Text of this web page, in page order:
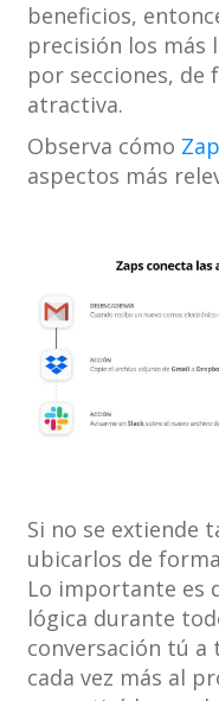
beneficios,
precisión los más
por secciones, de
atractiva.
Observa cómo
aspectos más
Si no se extiende
ubicarlos de
Lo importante es
lógica durante
conversación tú a
cada vez más al